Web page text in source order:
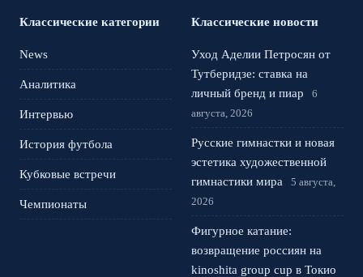
Классические категории
News
Аналитика
Интервью
История футбола
Кубковые встречи
Чемпионаты
Классические новости
Уход Аделии Петросян от
Тутберидзе: ставка на
личный бренд и пиар
6
августа, 2026
Русские гимнастки и новая
эстетика художественной
гимнастики мира
5 августа,
2026
Фигурное катание:
возвращение россиян на
kinoshita group cup в Токио